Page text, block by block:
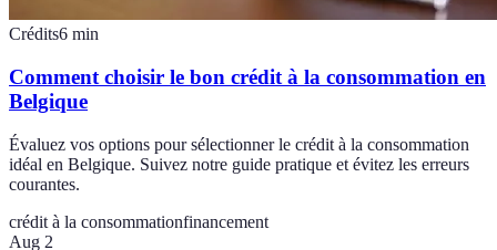
Crédits6 min
Comment choisir le bon crédit à la consommation en
Belgique
Évaluez vos options pour sélectionner le crédit à la consommation
idéal en Belgique. Suivez notre guide pratique et évitez les erreurs
courantes.
crédit à la consommationfinancement
Aug 2